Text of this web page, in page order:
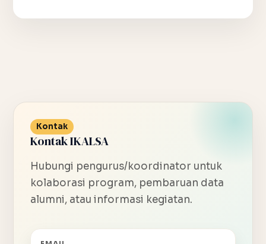
Kontak
Kontak IKALSA
Hubungi pengurus/koordinator untuk
kolaborasi program, pembaruan data
alumni, atau informasi kegiatan.